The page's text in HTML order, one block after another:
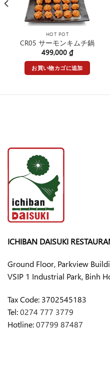
HOT POT
CR05 サーモンキムチ鍋
499,000 ₫
お買い物カゴに追加
ICHIBAN DAISUKI
Ground Floor, Parkview
VSIP 1 Industrial Park, Binh
Tax Code: 3702545183
Tel:0274 777 3779
Hotline:07799 87487